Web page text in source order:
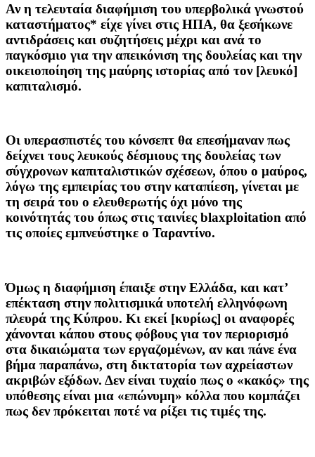
Αν η τελευταία διαφήμιση του υπερβολικά γνωστού
καταστήματος* είχε γίνει στις ΗΠΑ, θα ξεσήκωνε
αντιδράσεις και συζητήσεις μέχρι και ανά το
παγκόσμιο για την απεικόνιση της δουλείας και την
οικειοποίηση της μαύρης ιστορίας από τον [λευκό]
καπιταλισμό.
Οι υπερασπιστές του κόνσεπτ θα επεσήμαναν πως
δείχνει τους λευκούς δέσμιους της δουλείας των
σύγχρονων καπιταλιστικών σχέσεων, όπου ο μαύρος,
λόγω της εμπειρίας του στην καταπίεση, γίνεται με
τη σειρά του ο ελευθερωτής όχι μόνο της
κοινότητάς του όπως στις ταινίες blaxploitation από
τις οποίες εμπνεύστηκε ο Ταραντίνο.
Όμως η διαφήμιση έπαιξε στην Ελλάδα, και κατ’
επέκταση στην πολιτισμικά υποτελή ελληνόφωνη
πλευρά της Κύπρου. Κι εκεί [κυρίως] οι αναφορές
χάνονται κάπου στους φόβους για τον περιορισμό
στα δικαιώματα των εργαζομένων, αν και πάνε ένα
βήμα παραπάνω, στη δικτατορία των αχρείαστων
ακριβών εξόδων. Δεν είναι τυχαίο πως ο «κακός» της
υπόθεσης είναι μια «επώνυμη» κόλλα που κομπάζει
πως δεν πρόκειται ποτέ να ρίξει τις τιμές της.